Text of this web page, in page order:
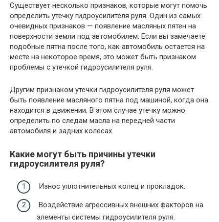
Существует несколько признаков, которые могут помочь
определить утечку гидроусилителя руля. Один из самых
очевидных признаков — появление масляных пятен на
поверхности земли под автомобилем. Если вы замечаете
подобные пятна после того, как автомобиль остается на
месте на некоторое время, это может быть признаком
проблемы с утечкой гидроусилителя руля.
Другим признаком утечки гидроусилителя руля может
быть появление масляного пятна под машиной, когда она
находится в движении. В этом случае утечку можно
определить по следам масла на передней части
автомобиля и задних колесах.
Какие могут быть причины утечки
гидроусилителя руля?
Износ уплотнительных колец и прокладок.
Воздействие агрессивных внешних факторов на
элементы системы гидроусилителя руля.